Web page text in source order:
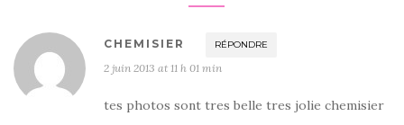
CHEMISIER RÉPONDRE
2 juin 2013 at 11 h 01 min
tes photos sont tres belle tres jolie chemisier